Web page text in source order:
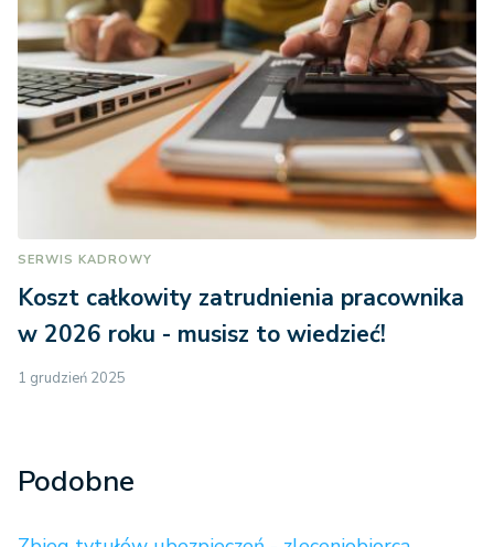
SERWIS KADROWY
Koszt całkowity zatrudnienia pracownika
w 2026 roku - musisz to wiedzieć!
1 grudzień 2025
Podobne